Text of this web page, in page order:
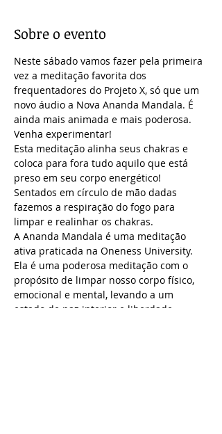
Sobre o evento
Neste sábado vamos fazer pela primeira
vez a meditação favorita dos
frequentadores do Projeto X, só que um
novo áudio a Nova Ananda Mandala. É
ainda mais animada e mais poderosa.
Venha experimentar!
Esta meditação alinha seus chakras e
coloca para fora tudo aquilo que está
preso em seu corpo energético!
Sentados em círculo de mão dadas
fazemos a respiração do fogo para
limpar e realinhar os chakras.
A Ananda Mandala é uma meditação
ativa praticada na Oneness University.
Ela é uma poderosa meditação com o
propósito de limpar nosso corpo físico,
emocional e mental, levando a um
estado de paz interior e liberdade.